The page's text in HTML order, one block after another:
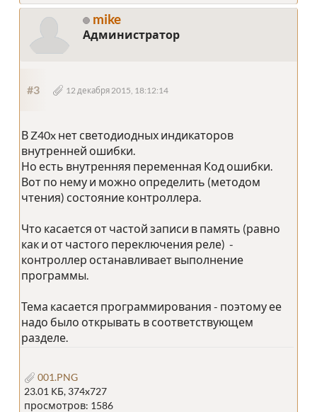
mike
Администратор
#3 12 декабря 2015, 18:12:14
В Z40x нет светодиодных индикаторов
внутренней ошибки.
Но есть внутренняя переменная Код ошибки.
Вот по нему и можно определить (методом
чтения) состояние контроллера.
Что касается от частой записи в память (равно
как и от частого переключения реле) -
контроллер останавливает выполнение
программы.
Тема касается программирования - поэтому ее
надо было открывать в соответствующем
разделе.
001.PNG
23.01 КБ, 374x727
просмотров: 1586